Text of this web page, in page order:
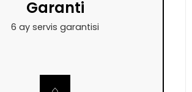
Garanti
6 ay servis garantisi